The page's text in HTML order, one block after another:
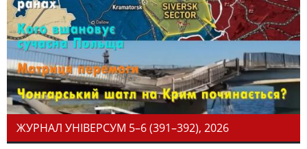
ЖУРНАЛ УНІВЕРСУМ 5–6 (391–392), 2026